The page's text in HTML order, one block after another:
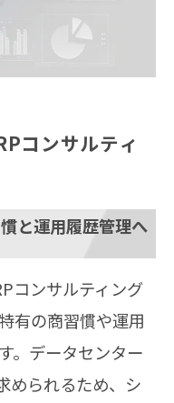
コンサルティ
と運用履歴管理へ
コンサルティング
有の商習慣や運用
。データセンター
められるため、シ